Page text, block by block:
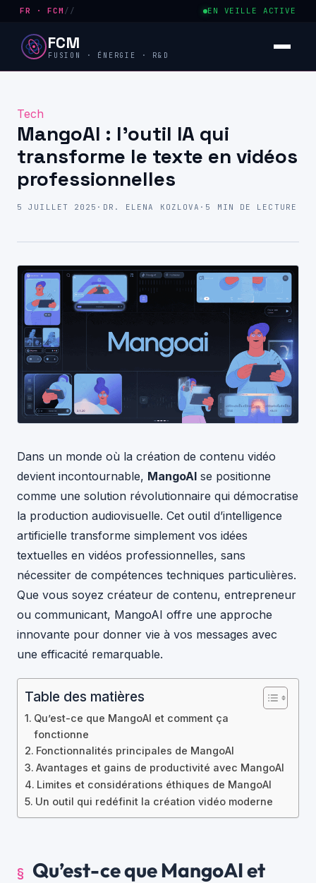
FR · FCM // EN VEILLE ACTIVE
FCM
FUSION · ÉNERGIE · R&D
Tech
MangoAI : l’outil IA qui
transforme le texte en vidéos
professionnelles
5 JUILLET 2025 · DR. ELENA KOZLOVA · 5 MIN DE LECTURE
Dans un monde où la création de contenu vidéo
devient incontournable, MangoAI se positionne
comme une solution révolutionnaire qui démocratise
la production audiovisuelle. Cet outil d’intelligence
artificielle transforme simplement vos idées
textuelles en vidéos professionnelles, sans
nécessiter de compétences techniques particulières.
Que vous soyez créateur de contenu, entrepreneur
ou communicant, MangoAI offre une approche
innovante pour donner vie à vos messages avec
une efficacité remarquable.
Table des matières
Qu’est-ce que MangoAI et comment ça
fonctionne
Fonctionnalités principales de MangoAI
Avantages et gains de productivité avec MangoAI
Limites et considérations éthiques de MangoAI
Un outil qui redéfinit la création vidéo moderne
Qu’est-ce que MangoAI et